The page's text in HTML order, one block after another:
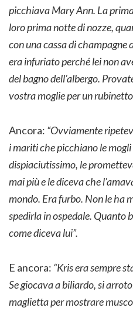
picchiava Mary Ann. La
loro prima notte di nozze,
con una cassa di
era infuriato perché lei non
del bagno dell’albergo.
vostra moglie per un
Ancora: “Ovviamente
i mariti che picchiano le
dispiaciutissimo, le
mai più e le diceva che
mondo. Era furbo. Non le ha
spedirla in ospedale. Quanto
come diceva lui”.
E ancora: “Kris era sempre
Se giocava a biliardo, si
maglietta per mostrare